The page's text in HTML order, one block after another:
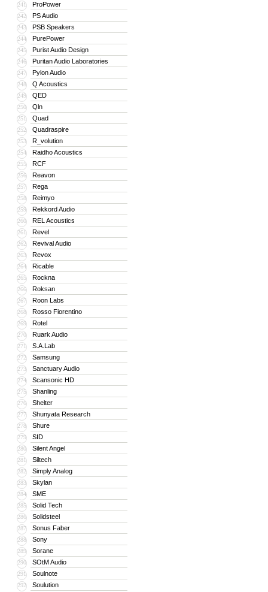
241 ProPower
242 PS Audio
243 PSB Speakers
244 PurePower
245 Purist Audio Design
246 Puritan Audio Laboratories
247 Pylon Audio
248 Q Acoustics
249 QED
250 Qln
251 Quad
252 Quadraspire
253 R_volution
254 Raidho Acoustics
255 RCF
256 Reavon
257 Rega
258 Reimyo
259 Rekkord Audio
260 REL Acoustics
261 Revel
262 Revival Audio
263 Revox
264 Ricable
265 Rockna
266 Roksan
267 Roon Labs
268 Rosso Fiorentino
269 Rotel
270 Ruark Audio
271 S.A.Lab
272 Samsung
273 Sanctuary Audio
274 Scansonic HD
275 Shanling
276 Shelter
277 Shunyata Research
278 Shure
279 SID
280 Silent Angel
281 Siltech
282 Simply Analog
283 Skylan
284 SME
285 Solid Tech
286 Solidsteel
287 Sonus Faber
288 Sony
289 Sorane
290 SOtM Audio
291 Soulnote
292 Soulution